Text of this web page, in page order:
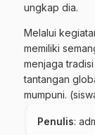
ungkap dia.
Melalui
memiliki
menjaga
tantangan
mumpuni.
Penulis: